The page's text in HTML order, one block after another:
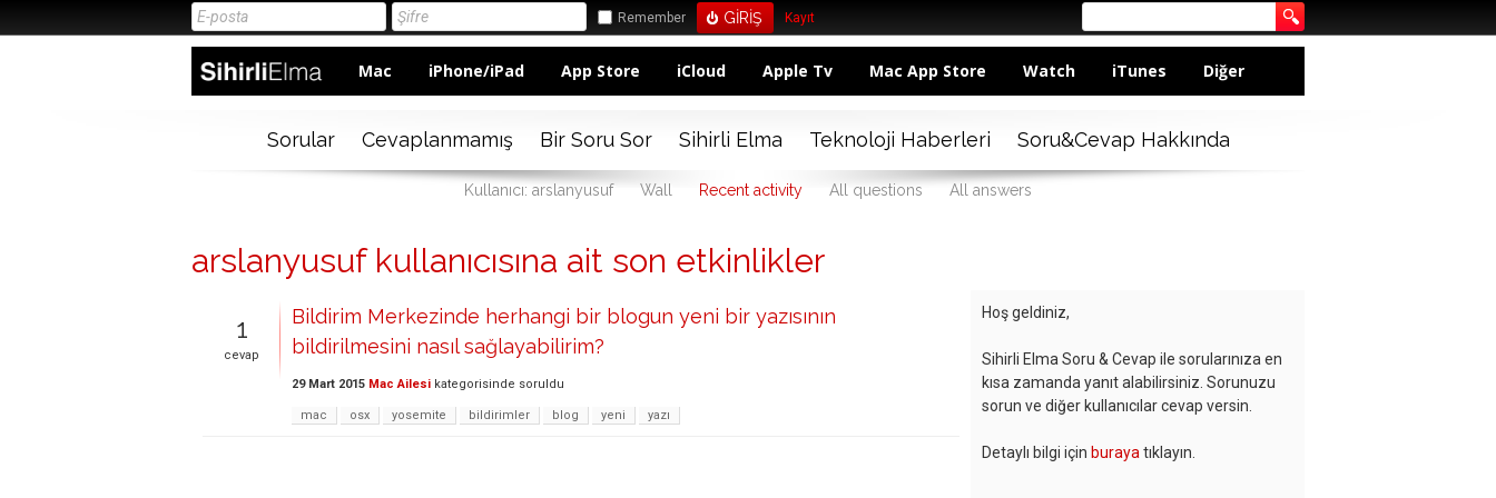
Remember Kayıt
Mac iPhone/iPad App Store iCloud Apple Tv Mac App Store Watch iTunes Diğer
Sorular Cevaplanmamış Bir Soru Sor Sihirli Elma Teknoloji Haberleri Soru&Cevap Hakkında
Kullanıcı: arslanyusuf Wall Recent activity All questions All answers
arslanyusuf kullanıcısına ait son etkinlikler
1
cevap
Bildirim Merkezinde herhangi bir blogun yeni bir yazısının
bildirilmesini nasıl sağlayabilirim?
29 Mart 2015 Mac Ailesi kategorisinde soruldu
mac osx yosemite bildirimler blog yeni yazı
Hoş geldiniz,
Sihirli Elma Soru & Cevap ile sorularınıza en
kısa zamanda yanıt alabilirsiniz. Sorunuzu
sorun ve diğer kullanıcılar cevap versin.
Detaylı bilgi için buraya tıklayın.